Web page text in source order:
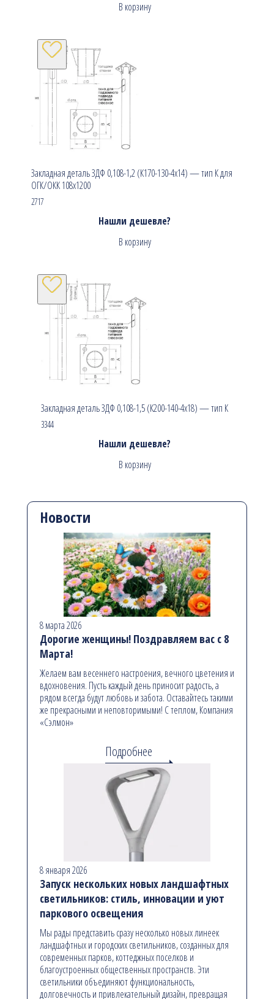
В корзину
Закладная деталь ЗДФ 0,108-1,2 (К170-130-4х14) — тип К для
ОГК/ОКК 108х1200
2717
Нашли дешевле?
В корзину
Закладная деталь ЗДФ 0,108-1,5 (К200-140-4х18) — тип К
3344
Нашли дешевле?
В корзину
Новости
8 марта 2026
Дорогие женщины! Поздравляем вас с 8
Марта!
Желаем вам весеннего настроения, вечного цветения и
вдохновения. Пусть каждый день приносит радость, а
рядом всегда будут любовь и забота. Оставайтесь такими
же прекрасными и неповторимыми! С теплом, Компания
«Сэлмон»
Подробнее
8 января 2026
Запуск нескольких новых ландшафтных
светильников: стиль, инновации и уют
паркового освещения
Мы рады представить сразу несколько новых линеек
ландшафтных и городских светильников, созданных для
современных парков, коттеджных поселков и
благоустроенных общественных пространств. Эти
светильники объединяют функциональность,
долговечность и привлекательный дизайн, превращая